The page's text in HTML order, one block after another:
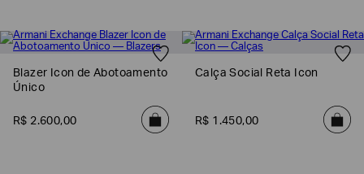
Blazer Icon de Abotoamento
Único
R$ 2.600,00
Calça Social Reta Icon
R$ 1 .450,00